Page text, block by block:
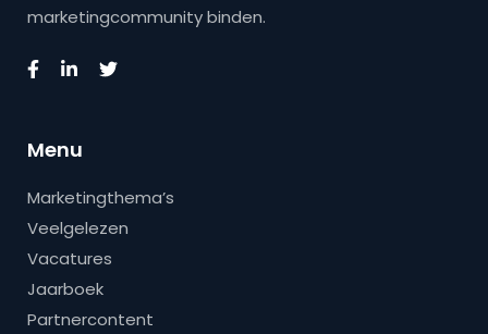
marketingcommunity binden.
Menu
Marketingthema’s
Veelgelezen
Vacatures
Jaarboek
Partnercontent